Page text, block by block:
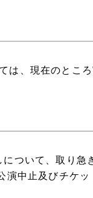
は、現在のとこ
ついて、取り
中止及びチケッ